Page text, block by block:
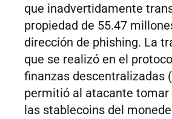
que inadvertidamente
propiedad de 55.47
dirección de phishing. La
que se realizó en el
finanzas descentralizadas
permitió al atacante tomar
las stablecoins del